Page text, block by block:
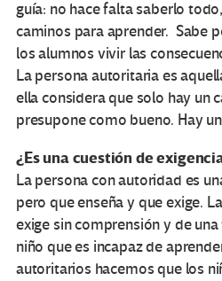
guía: no hace falta saberlo
caminos para aprender. Sabe
los alumnos vivir las
La persona autoritaria es
ella considera que solo hay un
presupone como bueno. Hay
¿Es una cuestión de
La persona con autoridad es
pero que enseña y que exige.
exige sin comprensión y de
niño que es incapaz de
autoritarios hacemos que los